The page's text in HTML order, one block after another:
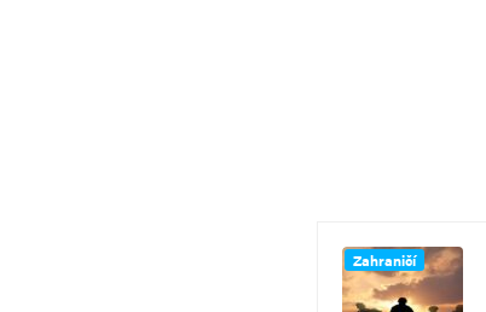
Zahraničí